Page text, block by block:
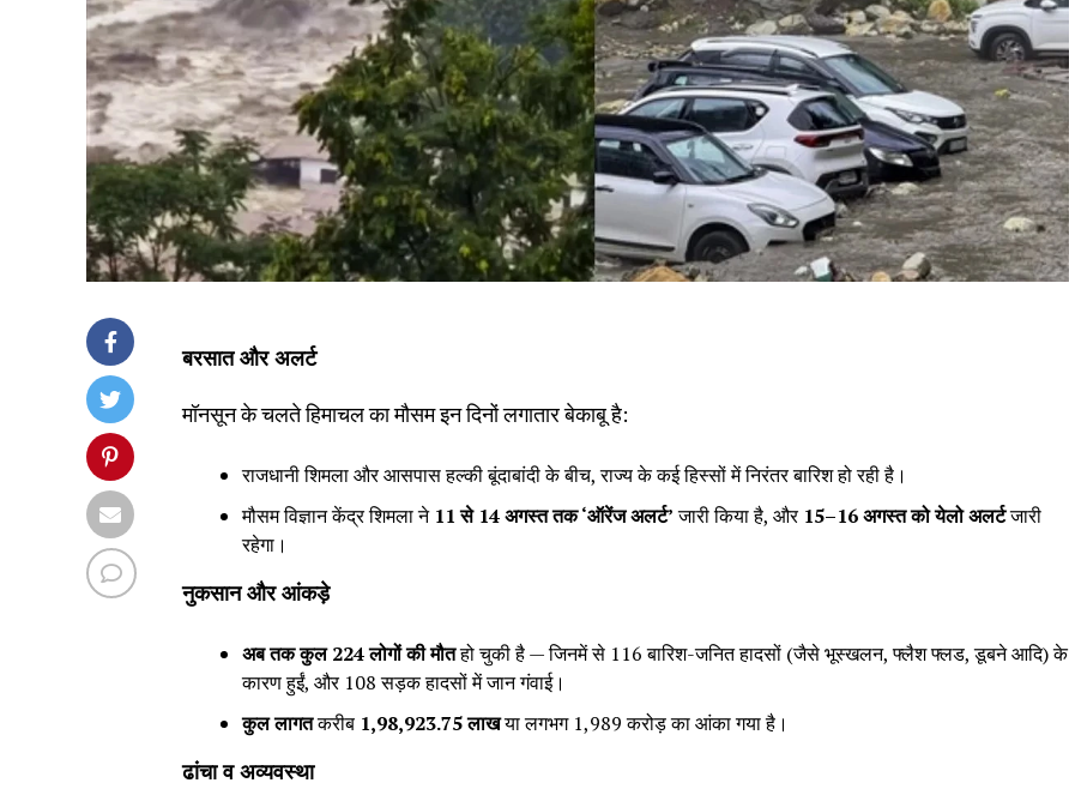
बरसात और अलर्ट
मॉनसून के चलते हिमाचल का मौसम इन दिनों लगातार बेकाबू है:
राजधानी शिमला और आसपास हल्की बूंदाबांदी के बीच, राज्य के कई हिस्सों में निरंतर बारिश हो रही है।
मौसम विज्ञान केंद्र शिमला ने 11से 14अगस्त तक ‘ऑरेंज अलर्ट’जारी किया है, और 15–16अगस्त को येलो अलर्टजारी
रहेगा।
नुकसान और आंकड़े
अब तक कुल 224लोगों की मौतहो चुकी है — जिनमें से 116 बारिश-जनित हादसों (जैसे भूस्खलन, फ्लैश फ्लड, डूबने आदि) के
कारण हुईं, और 108 सड़क हादसों में जान गंवाई।
कुल लागतकरीब ₹1,98,923.75लाखया लगभग ₹1,989 करोड़ का आंका गया है।
ढांचा व अव्यवस्था